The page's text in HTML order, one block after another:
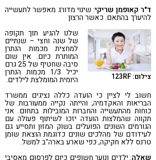
ד"ר קאופמן שריקי: שינוי מדורג מאפשר לתעשייה
להיערך בהתאם. כאשר הרצון
צילום: 123RF
שלנו להגיע תוך תקופה
של שנה וחצי – שנתיים
למחצית מכמות הנתרן
המותרת כיום. אין שום
סיבה שחטיף של 25 גרם
יכיל 1/3 מכמות הנתרן
היומית המומלצת לילדים.
חשוב לי לציין כי הועדה כללה נציגים ממשרד
הבריאות והאקדמיה, והייתה נקייה ממעורבות של
כוחות מהתעשייה והחברות המובילות בתחום. אני
תקווה שהמלצות הועדה יזכו לשיתוף פעולה עם
הגורמים השונים הפועלים בשוק המזון ותסייע גם
לעידודם של מהלכים שונים כדוגמת הוצאת שומן
טרנס ללא חקיקה, כפי שארע בארה"ב למשל.
שאלה: ילדים ונוער חשופים כיום לפרסום מאסיבי